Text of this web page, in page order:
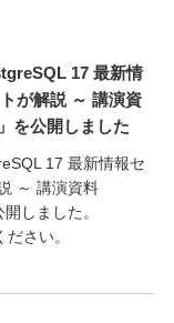
17 最新情
が解説 ～ 講演資
を公開しました
17 最新情報セ
～ 講演資料
しました。
さい。